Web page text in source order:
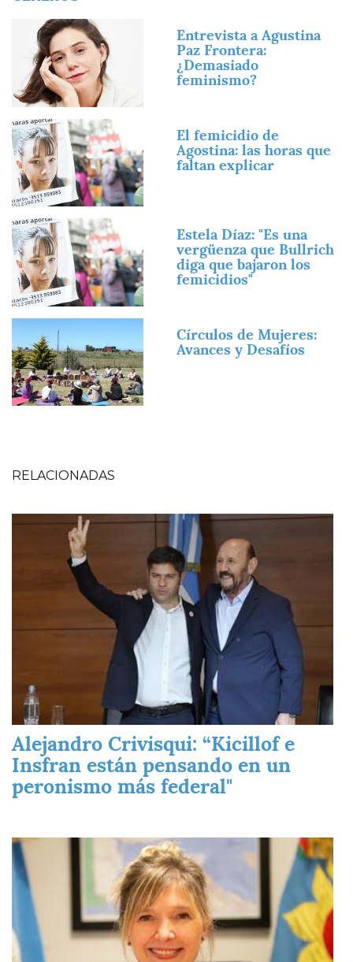
Imagen
Entrevista a Agustina
Paz Frontera:
¿Demasiado
feminismo?
Imagen
El femicidio de
Agostina: las horas que
faltan explicar
Imagen
Estela Díaz: "Es una
vergüenza que Bullrich
diga que bajaron los
femicidios"
Círculos de Mujeres:
Avances y Desafíos
RELACIONADAS
Alejandro Crivisqui: “Kicillof e
Insfran están pensando en un
peronismo más federal"
Imagen